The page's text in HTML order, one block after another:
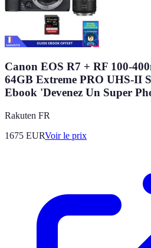
Canon EOS R7 + RF 100-
64GB Extreme PRO UHS-II
Ebook 'Devenez Un Super
Rakuten FR
1675 EURVoir le prix